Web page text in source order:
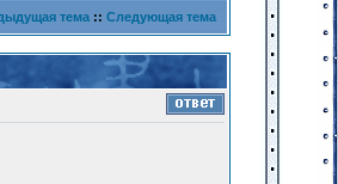
тема :: Следующая тема